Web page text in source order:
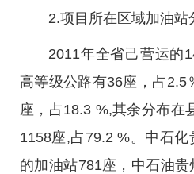
2.项目所在区域加油站
2011年全省己营运的
高等级公路有36座，占2.5
座，占18.3 %,其余分布在
1158座,占79.2 %。中石
的加油站781座，中石油